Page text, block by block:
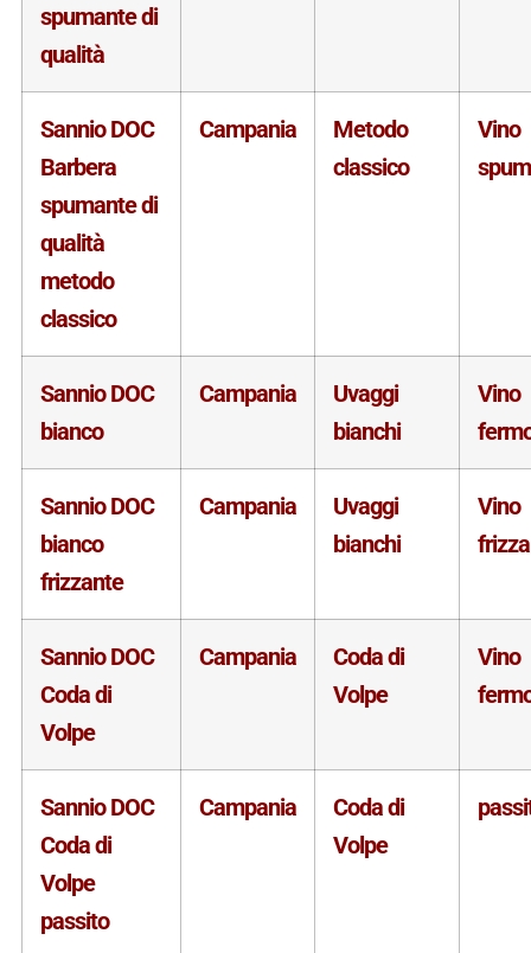
spumante di
qualità
Sannio DOC
Barbera
spumante di
qualità
metodo
classico
Campania
Metodo
classico
Vino
Sannio DOC
bianco
Campania
Uvaggi
bianchi
Vino
Sannio DOC
bianco
frizzante
Campania
Uvaggi
bianchi
Vino
Sannio DOC
Coda di
Volpe
Campania
Coda di
Volpe
Vino
Sannio DOC
Coda di
Volpe
passito
Campania
Coda di
Volpe